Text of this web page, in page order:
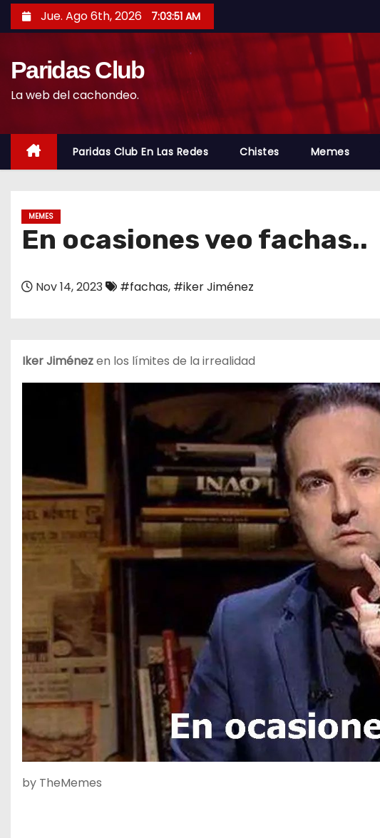
a
c
Jue. Ago 6th, 2026 7:03:53 AM
Paridas Club
La web del cachondeo.
Paridas Club En Las Redes Chistes Memes
MEMES
En ocasiones veo fachas..
Nov 14, 2023 #fachas, #iker Jiménez
Iker Jiménezen los límites de la irrealidad
by TheMemes